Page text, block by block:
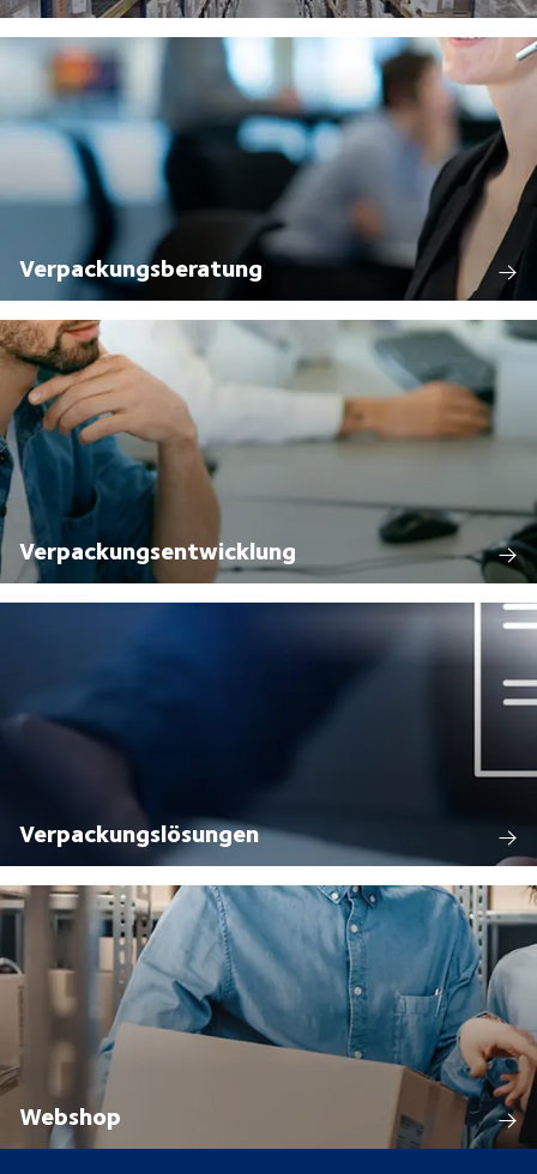
Verpackungsberatung
Verpackungsentwicklung
Verpackungslösungen
Webshop